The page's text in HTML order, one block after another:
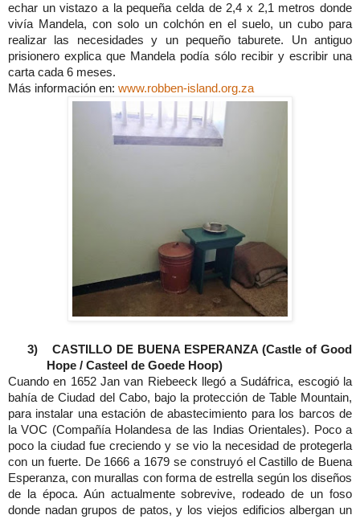
echar un vistazo a la pequeña celda de 2,4 x 2,1 metros donde
vivía Mandela, con solo un colchón en el suelo, un cubo para
realizar las necesidades y un pequeño taburete. Un antiguo
prisionero explica que Mandela podía sólo recibir y escribir una
carta cada 6 meses.
Más información en: www.robben-island.org.za
3)
CASTILLO DE BUENA ESPERANZA (Castle of Good
Hope / Casteel de Goede Hoop)
Cuando en 1652 Jan van Riebeeck llegó a Sudáfrica, escogió la
bahía de Ciudad del Cabo, bajo la protección de Table Mountain,
para instalar una estación de abastecimiento para los barcos de
la VOC (Compañía Holandesa de las Indias Orientales). Poco a
poco la ciudad fue creciendo y se vio la necesidad de protegerla
con un fuerte. De 1666 a 1679 se construyó el Castillo de Buena
Esperanza, con murallas con forma de estrella según los diseños
de la época. Aún actualmente sobrevive, rodeado de un foso
donde nadan grupos de patos, y los viejos edificios albergan un